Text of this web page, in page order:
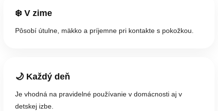
❄️ V zime
Pôsobí útulne, mäkko a príjemne pri kontakte s pokožkou.
🌙 Každý deň
Je vhodná na pravidelné používanie v domácnosti aj v
detskej izbe.